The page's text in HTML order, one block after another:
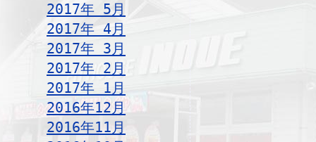
2017年 5月
2017年 4月
2017年 3月
2017年 2月
2017年 1月
2016年12月
2016年11月